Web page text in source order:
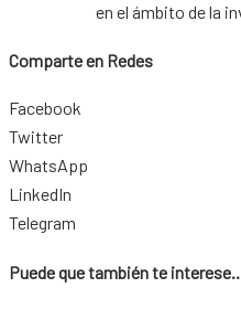
en el ámbito de la
Comparte en Redes
Facebook
Twitter
WhatsApp
LinkedIn
Telegram
Puede que también te